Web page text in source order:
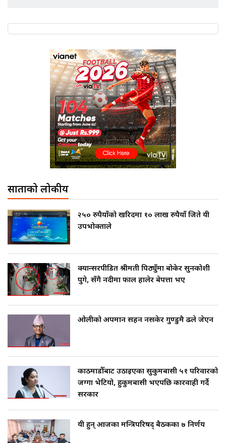
साताको लोकप्रीय
२५० रुपैयाँको खरिदमा १० लाख रुपैयाँ जिते यी
उपभोक्ताले
क्यान्सरपीडित श्रीमती पिठ्युँमा बोकेर सुनकोशी
पुगे, सँगै नदीमा फाल हालेर बेपत्ता भए
ओलीको अपमान सहन नसकेर गुण्डुमै ढले जेएन
काठमाडौँबाट उठाइएका सुकुमबासी ५१ परिवारको
जग्गा भेटियो, हुकुमबासी भएपछि कारवाही गर्दै
सरकार
यी हुन् आजका मन्त्रिपरिषद् बैठकका ७ निर्णय